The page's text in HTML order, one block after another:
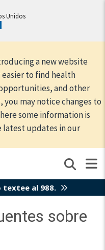
Unidos
a new website
to find health
and other
may notice changes to
some information is
latest updates in our
textee al 988.
sobre